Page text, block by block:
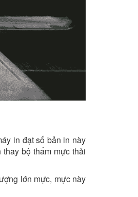
in đạt số bản in này
bộ thấm mực thải
lớn mực, mực này